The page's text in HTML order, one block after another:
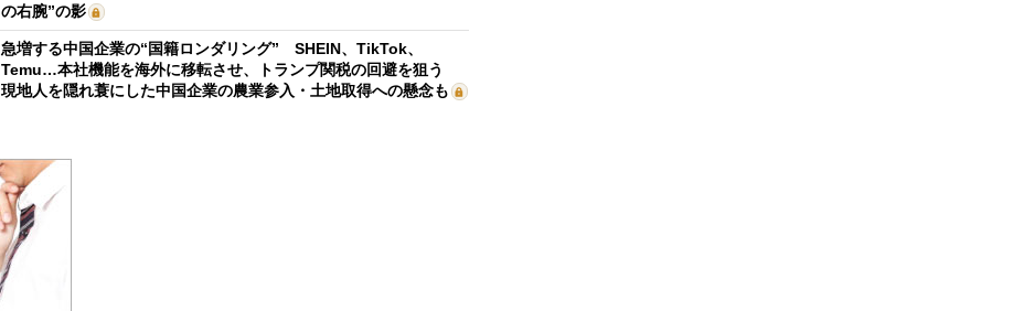
の右腕”の影
急増する中国企業の“国籍ロンダリング” SHEIN、TikTok、
Temu…本社機能を海外に移転させ、トランプ関税の回避を狙う
現地人を隠れ蓑にした中国企業の農業参入・土地取得への懸念も